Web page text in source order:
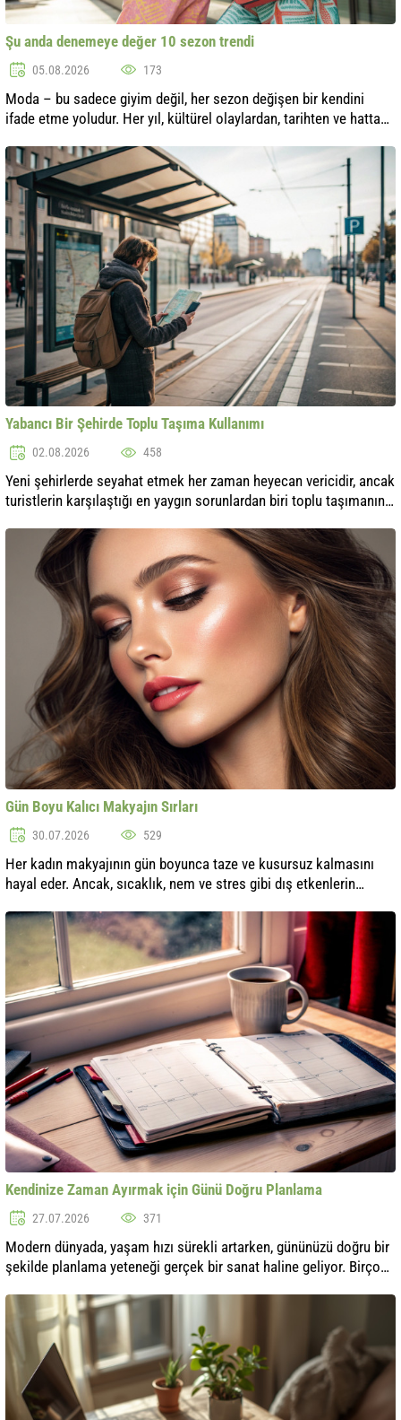
Şu anda denemeye değer 10 sezon trendi
05.08.2026 173
Moda – bu sadece giyim değil, her sezon değişen bir kendini
ifade etme yoludur. Her yıl, kültürel olaylardan, tarihten ve hatta
yalnızca gü..
Yabancı Bir Şehirde Toplu Taşıma Kullanımı
02.08.2026 458
Yeni şehirlerde seyahat etmek her zaman heyecan vericidir, ancak
turistlerin karşılaştığı en yaygın sorunlardan biri toplu taşımanın
Gün Boyu Kalıcı Makyajın Sırları
30.07.2026 529
Her kadın makyajının gün boyunca taze ve kusursuz kalmasını
hayal eder. Ancak, sıcaklık, nem ve stres gibi dış etkenlerin
yazıda, sabahın..
Kendinize Zaman Ayırmak için Günü Doğru Planlama
27.07.2026 371
Modern dünyada, yaşam hızı sürekli artarken, gününüzü doğru bir
şekilde planlama yeteneği gerçek bir sanat haline geliyor. Birçok
kolay..